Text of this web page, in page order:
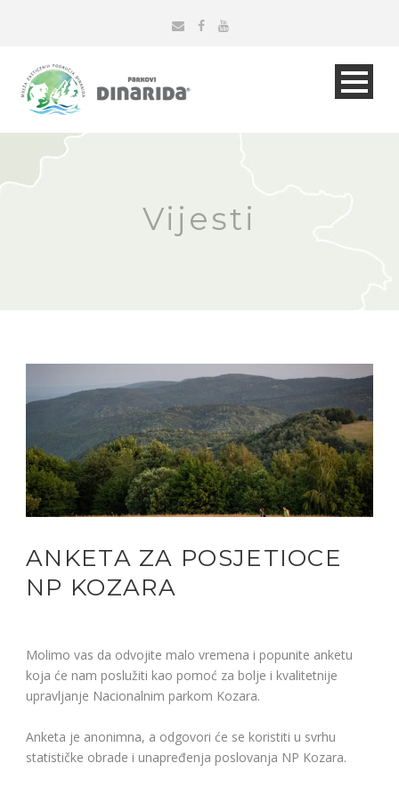
Vijesti
ANKETA ZA POSJETIOCE
NP KOZARA
Molimo vas da odvojite malo vremena i popunite anketu
koja će nam poslužiti kao pomoć za bolje i kvalitetnije
upravljanje Nacionalnim parkom Kozara.
Anketa je anonimna, a odgovori će se koristiti u svrhu
statističke obrade i unapređenja poslovanja NP Kozara.